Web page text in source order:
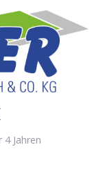
4 Jahren